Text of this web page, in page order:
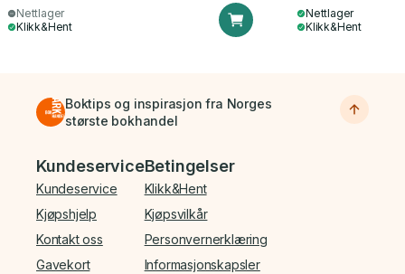
Nettlager
Klikk&Hent
Nettlager
Klikk&Hent
Boktips og inspirasjon fra Norges
største bokhandel
Bunnmeny
Kundeservice
Kundeservice
Kjøpshjelp
Kontakt oss
Gavekort
Betingelser
Klikk&Hent
Kjøpsvilkår
Personvernerklæring
Informasjonskapsler